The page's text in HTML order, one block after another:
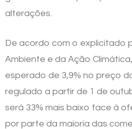
alterações.
De acordo com o explicitado
Ambiente e da Ação
esperado de 3,9% no preço
regulado a partir de 1 de
será 33% mais baixo face à
por parte da maioria das